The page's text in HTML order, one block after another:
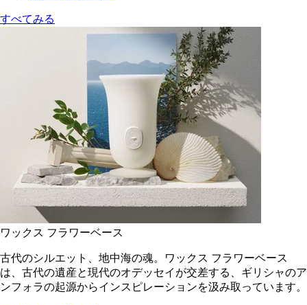
すべてみる
ワックス フラワーベース
古代のシルエット、地中海の魂。ワックス フラワーベース
は、古代の遺産と現代のオデッセイが交差する、ギリシャのア
ンフォラの起源からインスピレーションを汲み取っています。